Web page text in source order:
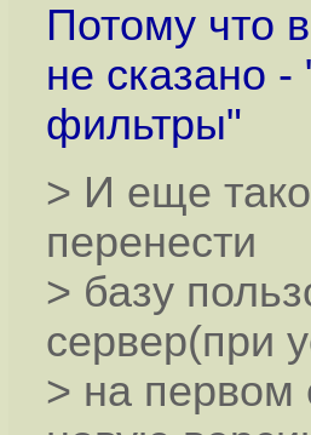
Потому что
не сказано -
фильтры"
> И еще
перенести
> базу
сервер(при
> на первом